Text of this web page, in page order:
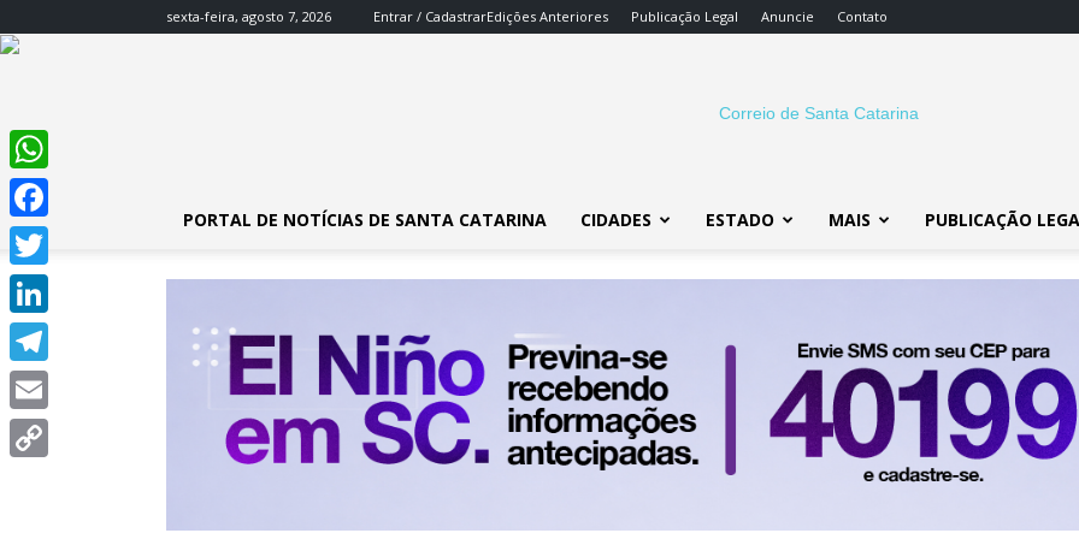
sexta-feira, agosto 7, 2026 Entrar / CadastrarEdições Anteriores Publicação Legal Anuncie Contato
SC
PORTAL DE NOTÍCIAS DE SANTA CATARINA CIDADES ESTADO MAIS PUBLICAÇÃO
WhatsApp
Facebook
Twitter
LinkedIn
Telegram
Email